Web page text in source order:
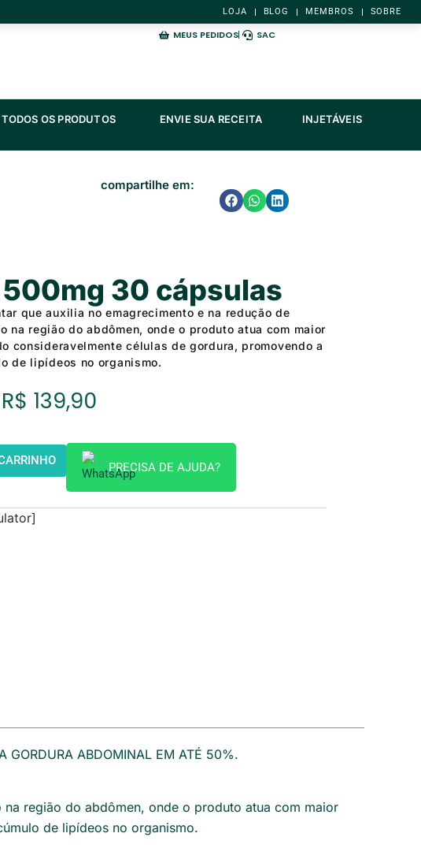
LOJA BLOG MEMBROS SOBRE
MEUS PEDIDOS SAC
PRESENTES
TODOS OS PRODUTOS ABRIR TODOS OS PRODUTOS
ENVIE SUA RECEITA
INJETÁVEIS
compartilhe em:
30 cápsulas
que auxilia no emagrecimento e na redução de
na região do abdômen, onde o produto atua com maior
consideravelmente células de gordura, promovendo a
de lipídeos no organismo.
O
Original
Era:
R$ 164,00.
R$ 139,90
Atual
É:
R$ 139,90.
PRECISA DE AJUDA?
GORDURA ABDOMINAL EM ATÉ 50%.
região do abdômen, onde o produto atua com maior
de lipídeos no organismo.